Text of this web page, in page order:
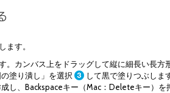
します。
。カンバス上をドラッグして縦に細長い長方
塗り潰し」を選択
して黒で塗りつぶしま
し、Backspaceキー（Mac：Deleteキー）を